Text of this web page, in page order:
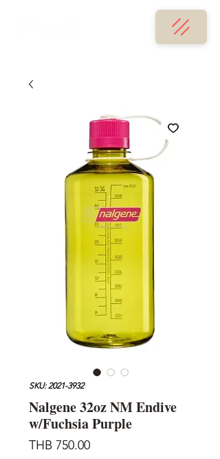
SKU: 2021-3932
Nalgene 32oz NM Endive
w/Fuchsia Purple
THB 750.00Price